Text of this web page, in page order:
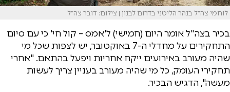
לוחמי צה"ל בנהר הליטני בדרום לבנון | צילום: דובר צה"ל
בכיר בצה"ל אומר היום (חמישי) ל'אמס – קול חי' כי עם סיום
התחקירים על מחדלי ה-7 באוקטובר, יש לצפות שכל מי
שהיה מעורב באירועים ייקח אחריות ויפעל בהתאם. "אחרי
תחקירי העומק, כל מי שהיה מעורב בעניין צריך לעשות
מעשה", הדגיש הבכיר.